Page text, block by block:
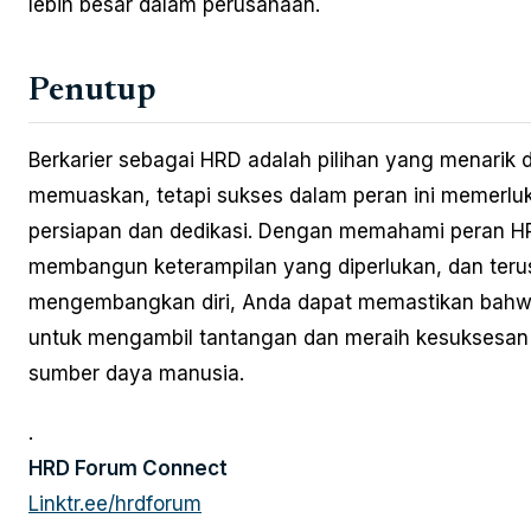
lebih besar dalam perusahaan.
Penutup
Berkarier sebagai HRD adalah pilihan yang menarik
memuaskan, tetapi sukses dalam peran ini
persiapan dan dedikasi. Dengan memahami peran
membangun keterampilan yang diperlukan, dan
mengembangkan diri, Anda dapat memastikan
untuk mengambil tantangan dan meraih
sumber daya manusia.
.
HRD Forum Connect
Linktr.ee/hrdforum